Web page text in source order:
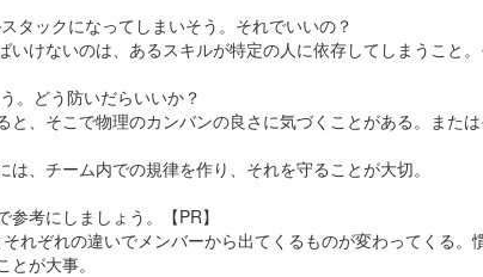
タックになってしまいそう。それでいいの？
けないのは、あるスキルが特定の人に依存してしまうこと
。どう防いだらいいか？
、そこで物理のカンバンの良さに気づくことがある。または
、チーム内での規律を作り、それを守ることが大切。
参考にしましょう。【PR】
れぞれの違いでメンバーから出てくるものが変わってくる。
が大事。